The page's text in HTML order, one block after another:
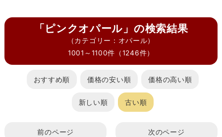
「ピンクオパール」の検索結果
（カテゴリー：オパール）
1001～1100件（1246件）
おすすめ順 価格の安い順 価格の高い順
新しい順 古い順
前のページ 次のページ